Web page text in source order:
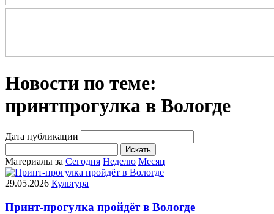
Новости по теме:
принтпрогулка в Вологде
Дата публикации
Искать
Материалы за Сегодня Неделю Месяц
29.05.2026 Культура
Принт-прогулка пройдёт в Вологде